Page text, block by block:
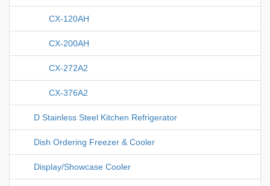
CX-120AH
CX-200AH
CX-272A2
CX-376A2
D Stainless Steel Kitchen Refrigerator
Dish Ordering Freezer & Cooler
Display/Showcase Cooler